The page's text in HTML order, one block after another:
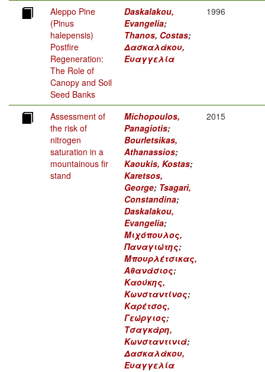
Aleppo Pine
(Pinus
halepensis)
Postfire
Regeneration:
The Role of
Canopy and Soil
Seed Banks
Daskalakou,
Evangelia;
Thanos, Costas;
Δασκαλάκου,
Ευαγγελία
1996
Assessment of
the risk of
nitrogen
saturation in a
mountainous fir
stand
Michopoulos,
Panagiotis;
Bourletsikas,
Athanassios;
Kaoukis, Kostas;
Karetsos,
George; Tsagari,
Constandina;
Daskalakou,
Evangelia;
Μιχόπουλος,
Παναγιώτης;
Μπουρλέτσικας,
Αθανάσιος;
Καούκης,
Κωνσταντίνος;
Καρέτσος,
Γεώργιος;
Τσαγκάρη,
Κωνσταντινιά;
Δασκαλάκου,
Ευαγγελία
2015